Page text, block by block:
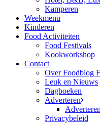
Kamperen
Weekmenu
Kinderen
Food Activiteiten
Food Festivals
Kookworkshop
Contact
Over Foodblog
Leuk en Nieuws
Dagboeken
Adverteren
Adverteren
Privacybeleid